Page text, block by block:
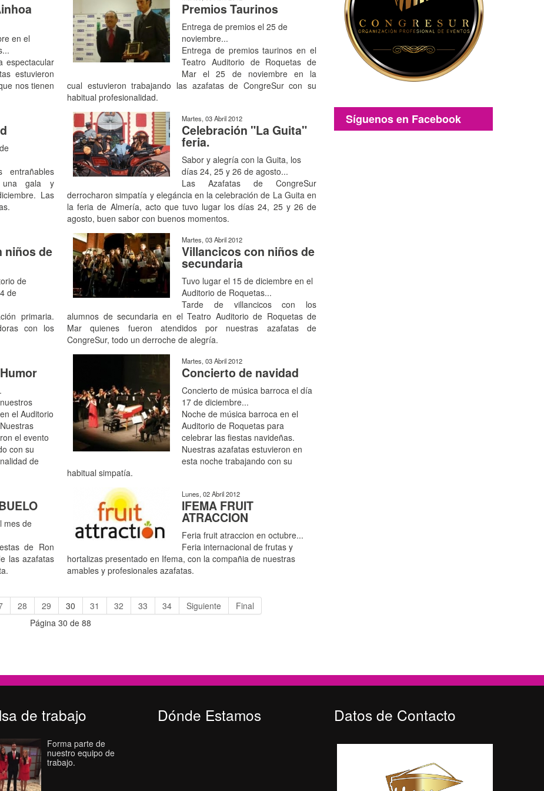
en el
espectacular
estuvieron
nos tienen
Premios Taurinos
Entrega de premios el 25 de
noviembre...
Entrega de premios taurinos en el
Teatro Auditorio de Roquetas de
Mar el 25 de noviembre en la
cual estuvieron trabajando las azafatas de CongreSur con su
habitual profesionalidad.
entrañables
una gala y
Las
Martes, 03 Abril 2012
Celebración "La Guita"
feria.
Sabor y alegría con la Guita, los
días 24, 25 y 26 de agosto...
Las Azafatas de CongreSur
derrocharon simpatía y elegáncia en la celebración de La Guita en
la feria de Almería, acto que tuvo lugar los días 24, 25 y 26 de
agosto, buen sabor con buenos momentos.
niños de
de
de
primaria.
con los
Martes, 03 Abril 2012
Villancicos con niños de
secundaria
Tuvo lugar el 15 de diciembre en el
Auditorio de Roquetas...
Tarde de villancicos con los
alumnos de secundaria en el Teatro Auditorio de Roquetas de
Mar quienes fueron atendidos por nuestras azafatas de
CongreSur, todo un derroche de alegría.
el Auditorio
el evento
con su
de
Martes, 03 Abril 2012
Concierto de navidad
Concierto de música barroca el día
17 de diciembre...
Noche de música barroca en el
Auditorio de Roquetas para
celebrar las fiestas navideñas.
Nuestras azafatas estuvieron en
esta noche trabajando con su
habitual simpatía.
mes de
de Ron
las azafatas
Lunes, 02 Abril 2012
IFEMA FRUIT
ATRACCION
Feria fruit atraccion en octubre...
Feria internacional de frutas y
hortalizas presentado en Ifema, con la compañia de nuestras
amables y profesionales azafatas.
28 29 30 31 32 33 34 Siguiente
Final
Página 30 de 88
Síguenos en Facebook
de trabajo
Forma parte de
nuestro equipo de
trabajo.
Dónde Estamos Datos de Contacto